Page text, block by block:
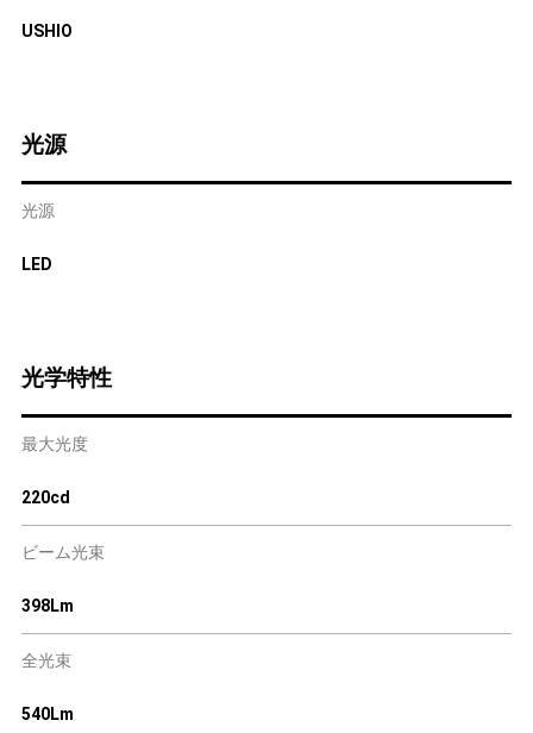
USHIO
光源
光源
LED
光学特性
最大光度
220cd
ビーム光束
398Lm
全光束
540Lm